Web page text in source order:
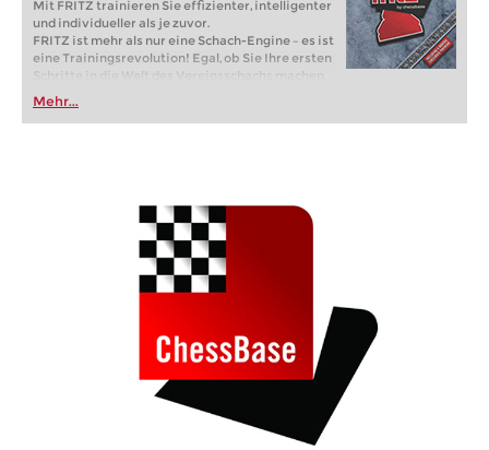
Mit FRITZ trainieren Sie effizienter, intelligenter
und individueller als je zuvor.
FRITZ ist mehr als nur eine Schach-Engine – es ist
eine Trainingsrevolution! Egal, ob Sie Ihre ersten
Schritte in die Welt des Vereinsschachs machen
oder bereits auf Turnierniveau spielen: Mit
FRITZ trainieren Sie effizienter, intelligenter und
individueller als je zuvor.
Mehr...